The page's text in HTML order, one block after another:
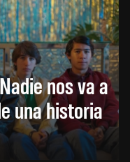
nos va a
una historia